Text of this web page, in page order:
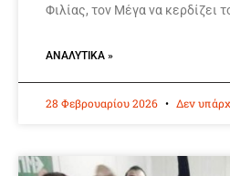
Φιλίας, τον Μέγα να κερδίζει
ΑΝΑΛΥΤΙΚΆ »
28 Φεβρουαρίου 2026 Δεν